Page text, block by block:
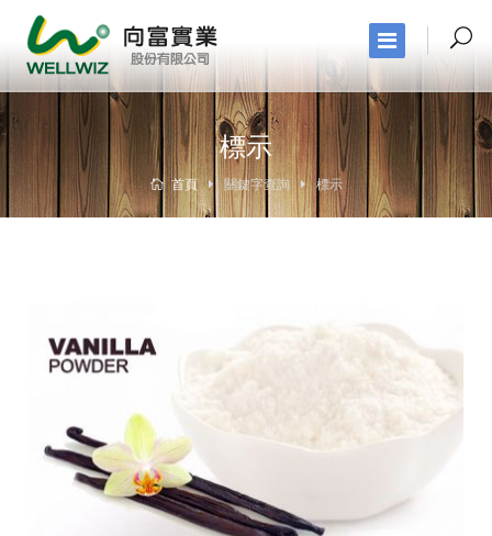
標示
首頁 關鍵字查詢 標示